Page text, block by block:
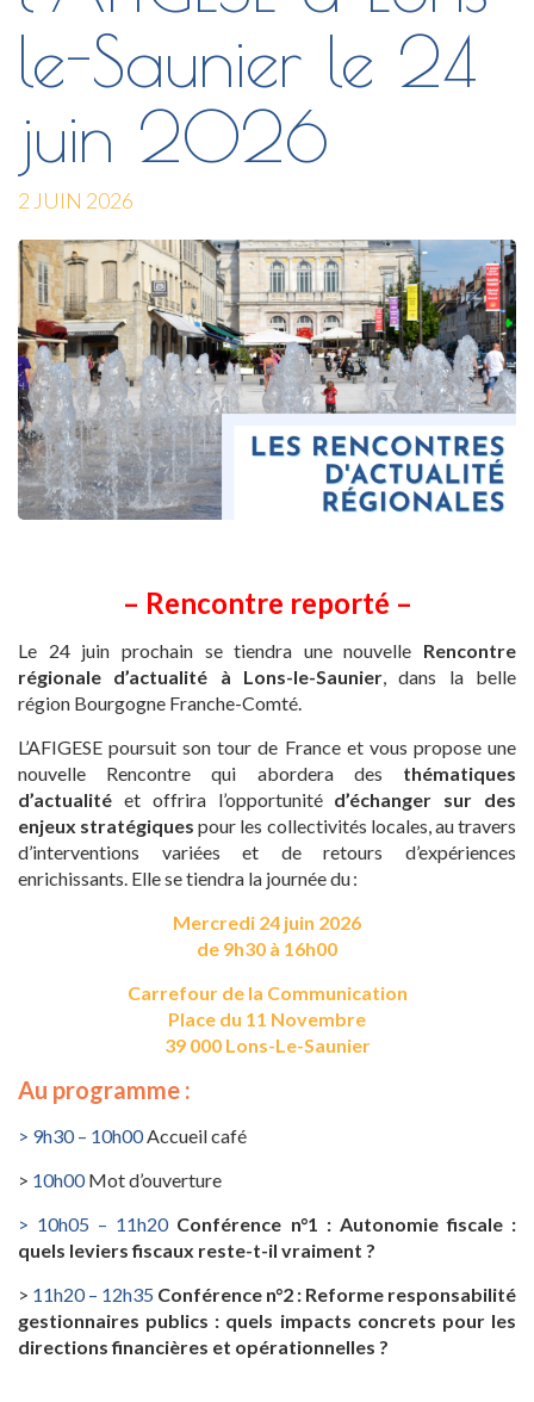
le-Saunier le 24
juin 2026
2 JUIN 2026
– Rencontre reporté –
Le 24 juin prochain se tiendra une nouvelle Rencontre
régionale d’actualité à Lons-le-Saunier , dans la belle
région Bourgogne Franche-Comté.
L’AFIGESE poursuit son tour de France et vous propose une
nouvelle Rencontre qui abordera des thématiques
d’actualité et offrira l’opportunitéd’échanger sur des
enjeux stratégiquespour les collectivités locales, au travers
d’interventions variées et de retours d’expériences
enrichissants. Elle se tiendra la journée du:
Mercredi 24 juin 2026
de 9h30 à 16h00
Carrefour de la Communication
Place du 11 Novembre
39 000 Lons-Le-Saunier
Au programme :
> 9h30 – 10h00Accueil café
> 10h00 Mot d’ouverture
> 10h05 – 11h20 Conférence n°1 :Autonomie fiscale :
quels leviers fiscaux reste-t-il vraiment ?
> 11h20 – 12h35 Conférence n°2 : Reforme responsabilité
gestionnaires publics : quels impacts concrets pour les
directions financières et opérationnelles ?